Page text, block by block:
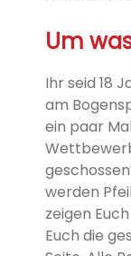
Um
Ihr seid 18
am
ein paar
werden
zeigen
Euch die